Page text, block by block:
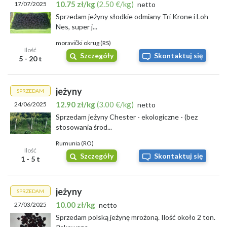
maksymalizować zyski z upraw i skutecznie zarządzać
sprzedażą.
Lista skupów:
Skup Dolnośląskie
Skup Kujawsko-Pomorskie
Skup Lubelskie
Skup Lubuskie
Skup Łódzkie
Skup Małopolskie
Skup Mazowieckie
Skup Opolskie
Skup Podkarpackie
Skup Podlaskie
Skup Pomorskie
Skup Świętokrzyskie
Skup Warmińsko-Mazurskie
Skup Wielkopolskie
Skup Zachodniopomorskie
17/07/2025
Ilość
5 - 20 t
10.75 zł/kg(2.50 €/kg) netto
Sprzedam jeżyny słodkie odmiany Tri Krone i Loh
Nes, super j...
moravički okrug (RS)
Szczegóły Skontaktuj się
SPRZEDAM
24/06/2025
Ilość
1 - 5 t
jeżyny
12.90 zł/kg(3.00 €/kg) netto
Sprzedam jeżyny Chester - ekologiczne - (bez
stosowania środ...
Rumunia (RO)
Szczegóły Skontaktuj się
SPRZEDAM
27/03/2025
jeżyny
10.00 zł/kg netto
Sprzedam polską jeżynę mrożoną. Ilość około 2 ton.